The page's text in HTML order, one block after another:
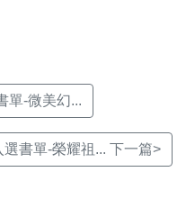
單-微美幻...
書單-榮耀祖... 下一篇>